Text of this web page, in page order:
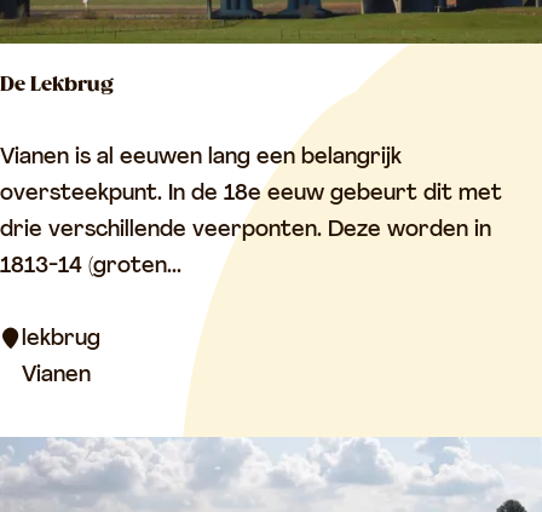
n
u
e
a
De Lekbrug
D
e
L
e
b
g
Vianen is al eeuwen lang een belangrijk
oversteekpunt. In de 18e eeuw gebeurt dit met
drie verschillende veerponten. Deze worden in
1813-14 (groten...
lekbrug
Vianen